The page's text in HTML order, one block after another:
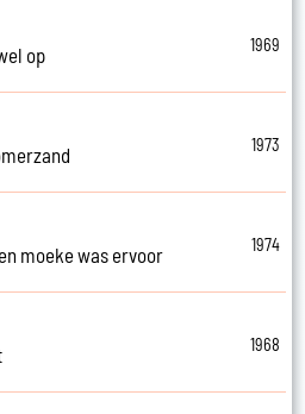
op
1969
1973
moeke was ervoor
1974
1968